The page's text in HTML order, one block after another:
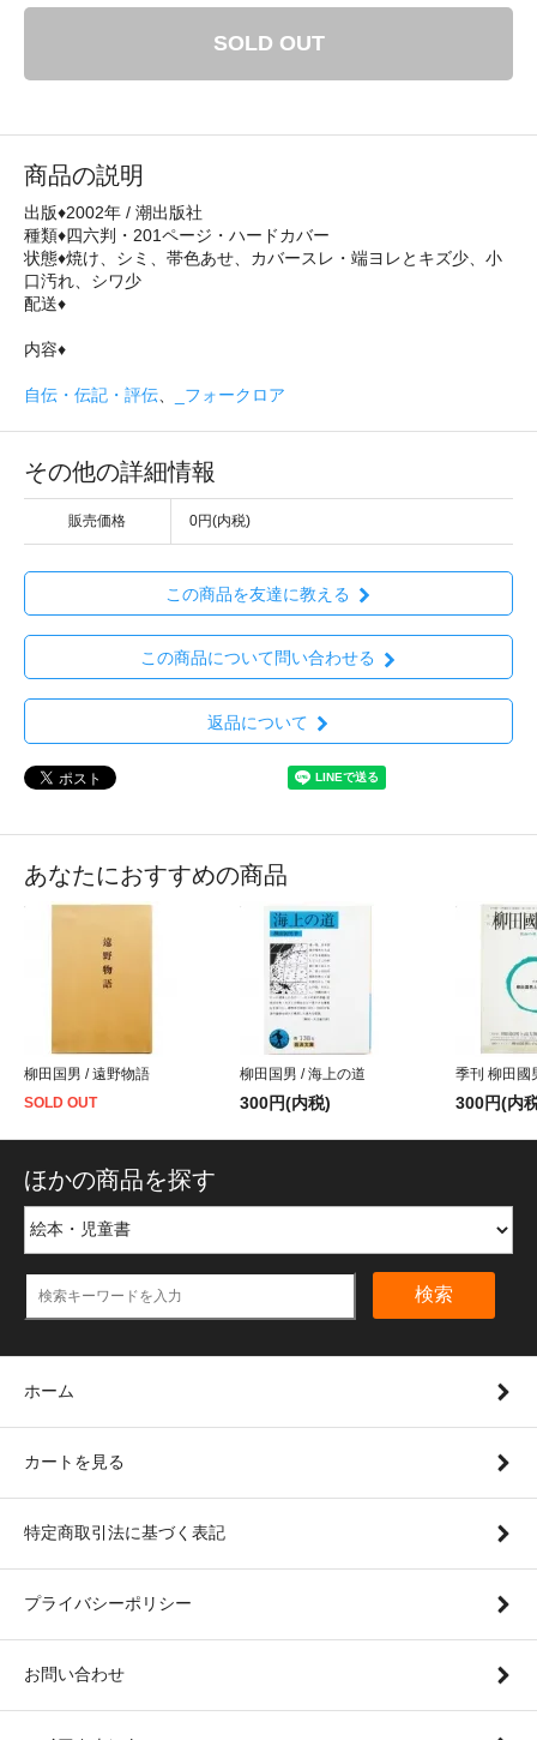
SOLD OUT
商品の説明
出版♦2002年 / 潮出版社
種類♦四六判・201ページ・ハードカバー
状態♦焼け、シミ、帯色あせ、カバースレ・端ヨレとキズ少、小
口汚れ、シワ少
配送♦
内容♦
自伝・伝記・評伝 _フォークロア
その他の詳細情報
販売価格 0円(内税)
この商品を友達に教える
この商品について問い合わせる
返品について
あなたにおすすめの商品
柳田国男 / 遠野物語
SOLD OUT
柳田国男 / 海上の道
300円(内税)
季刊 柳田國
300円(内
ほかの商品を探す
検索
ホーム
カートを見る
特定商取引法に基づく表記
プライバシーポリシー
お問い合わせ